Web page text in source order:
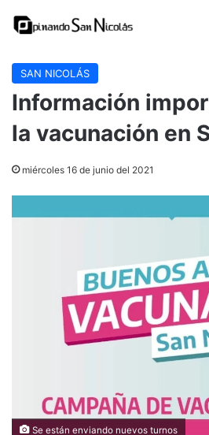
SAN NICOLÁS
Información
la vacunación en
miércoles 16 de junio del 2021
Se están enviando nuevos turnos